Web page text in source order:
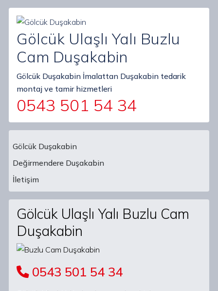
Gölcük Ulaşlı Yalı Buzlu
Cam Duşakabin
Gölcük Duşakabin İmalattan Duşakabin tedarik
montaj ve tamir hizmetleri
0543 501 54 34
Main Navigation
Gölcük Duşakabin
Değirmendere Duşakabin
İletişim
Gölcük Ulaşlı Yalı Buzlu Cam
Duşakabin
0543 501 54 34